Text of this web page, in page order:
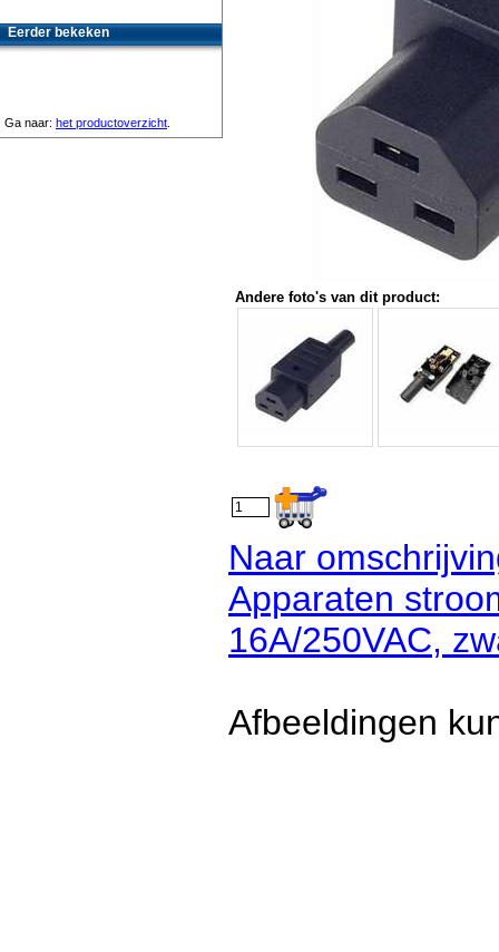
Andere foto's van dit product:
Naar
Apparaten
16A/250VAC,
Afbeeldingen
Eerder bekeken
Ga naar: het productoverzicht